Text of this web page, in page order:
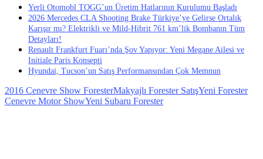
Yerli Otomobl TOGG’un Üretim Hatlarının Kurulumu Başladı
2026 Mercedes CLA Shooting Brake Türkiye’ye Gelirse Ortalık
Karışır mı? Elektrikli ve Mild-Hibrit 761 km’lik Bombanın Tüm
Detayları!
Renault Frankfurt Fuarı’nda Şov Yapıyor: Yeni Megane Ailesi ve
Initiale Paris Konsepti
Hyundai, Tucson’un Satış Performansından Çok Memnun
2016 Cenevre Show ForesterMakyajlı Forester SatışYeni Forester
Cenevre Motor ShowYeni Subaru Forester